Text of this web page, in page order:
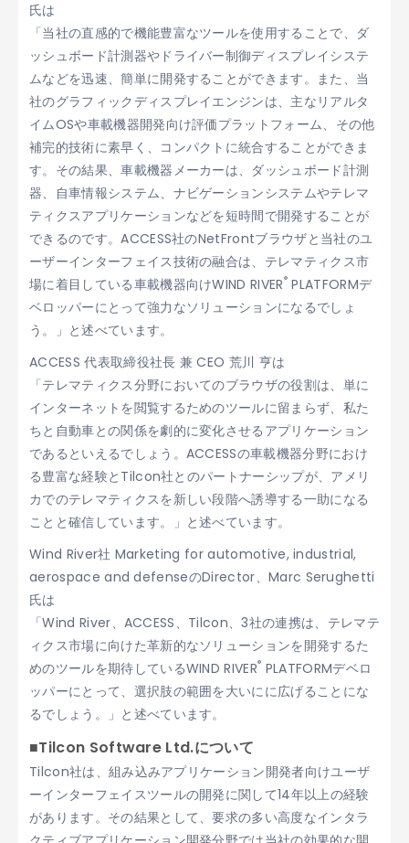
氏は
「当社の直感的で機能豊富なツールを使用することで、ダ
ッシュボード計測器やドライバー制御ディスプレイシステ
ムなどを迅速、簡単に開発することができます。また、当
社のグラフィックディスプレイエンジンは、主なリアルタ
イムOSや車載機器開発向け評価プラットフォーム、その他
補完的技術に素早く、コンパクトに統合することができま
す。その結果、車載機器メーカーは、ダッシュボード計測
器、自車情報システム、ナビゲーションシステムやテレマ
ティクスアプリケーションなどを短時間で開発することが
できるのです。ACCESS社のNetFrontブラウザと当社のユ
ーザーインターフェイス技術の融合は、テレマティクス市
場に着目している車載機器向けWIND RIVER® PLATFORMデ
ベロッパーにとって強力なソリューションになるでしょ
う。」と述べています。
ACCESS 代表取締役社長 兼 CEO 荒川 亨は
「テレマティクス分野においてのブラウザの役割は、単に
インターネットを閲覧するためのツールに留まらず、私た
ちと自動車との関係を劇的に変化させるアプリケーション
であるといえるでしょう。ACCESSの車載機器分野におけ
る豊富な経験とTilcon社とのパートナーシップが、アメリ
カでのテレマティクスを新しい段階へ誘導する一助になる
ことと確信しています。」と述べています。
Wind River社 Marketing for automotive, industrial,
aerospace and defenseのDirector、Marc Serughetti
氏は
「Wind River、ACCESS、Tilcon、3社の連携は、テレマテ
ィクス市場に向けた革新的なソリューションを開発するた
めのツールを期待しているWIND RIVER® PLATFORMデベロ
ッパーにとって、選択肢の範囲を大いにに広げることにな
るでしょう。」と述べています。
■Tilcon Software Ltd.について
Tilcon社は、組み込みアプリケーション開発者向けユーザ
ーインターフェイスツールの開発に関して14年以上の経験
があります。その結果として、要求の多い高度なインタラ